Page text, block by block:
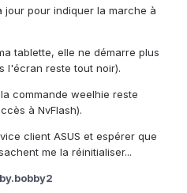
jour pour indiquer la marche à
tablette, elle ne démarre plus
l'écran reste tout noir).
commande weelhie reste
à NvFlash).
client ASUS et espérer que
me la réinitialiser...